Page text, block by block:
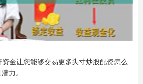
金让您能够交易更多头寸炒股配资怎么
力。